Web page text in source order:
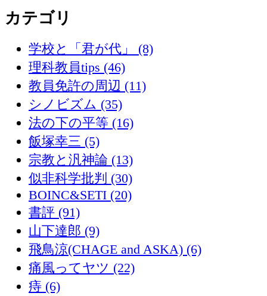
カテゴリ
学校と「君が代」 (8)
理科教員tips (46)
教員免許の周辺 (11)
シノビズム (35)
法の下の平等 (16)
飯塚幸三 (5)
宗教と汎神論 (13)
似非科学批判 (30)
BOINC&SETI (20)
書評 (91)
山下達郎 (9)
飛鳥涼(CHAGE and ASKA) (6)
痛風ってヤツ (22)
痔 (6)